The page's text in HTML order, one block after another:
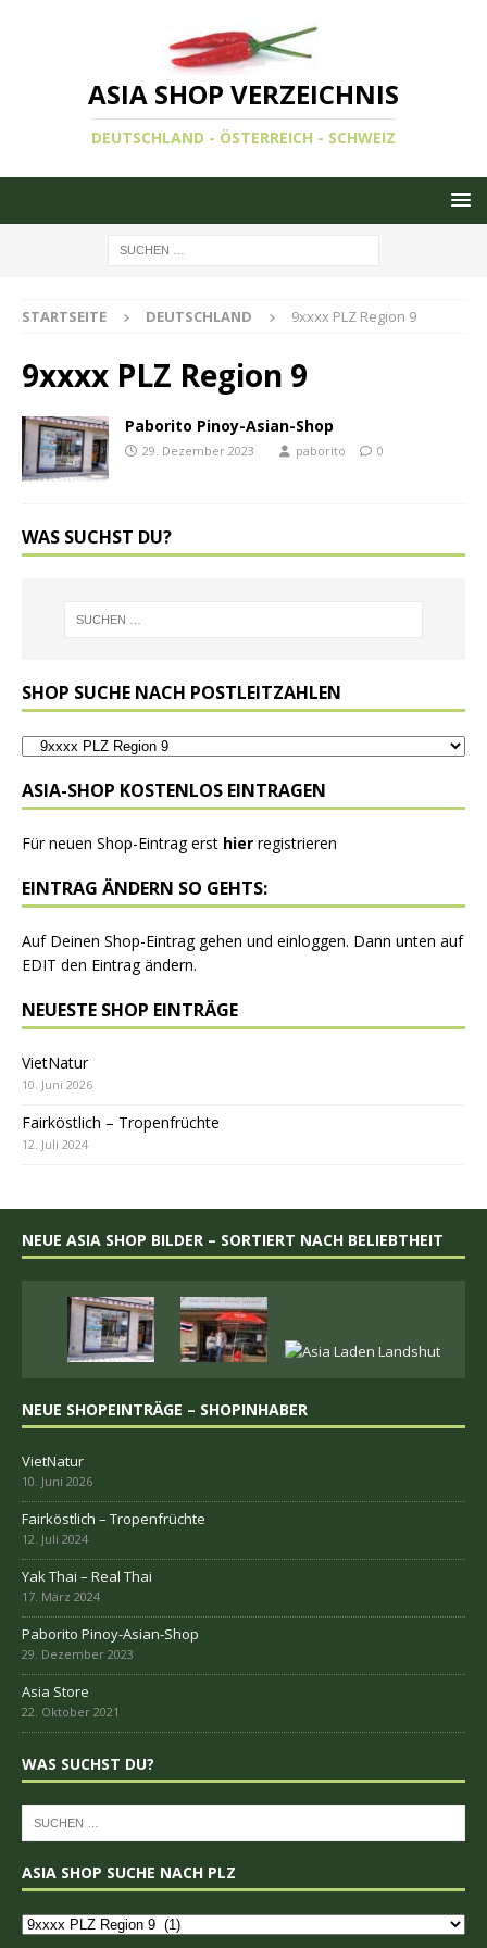
ASIA SHOP VERZEICHNIS
DEUTSCHLAND - ÖSTERREICH - SCHWEIZ
STARTSEITE DEUTSCHLAND 9xxxx PLZ Region 9
9xxxx PLZ Region 9
Paborito Pinoy-Asian-Shop
paborito 0
WAS SUCHST DU?
SHOP SUCHE NACH POSTLEITZAHLEN
ASIA-SHOP KOSTENLOS EINTRAGEN
Für neuen Shop-Eintrag erst hier registrieren
EINTRAG ÄNDERN SO GEHTS:
Auf Deinen Shop-Eintrag gehen und einloggen. Dann unten auf
EDIT den Eintrag ändern.
NEUESTE SHOP EINTRÄGE
VietNatur
Fairköstlich – Tropenfrüchte
NEUE ASIA SHOP BILDER – SORTIERT NACH BELIEBTHEIT
NEUE SHOPEINTRÄGE – SHOPINHABER
VietNatur
Fairköstlich – Tropenfrüchte
Yak Thai – Real Thai
Paborito Pinoy-Asian-Shop
Asia Store
WAS SUCHST DU?
ASIA SHOP SUCHE NACH PLZ